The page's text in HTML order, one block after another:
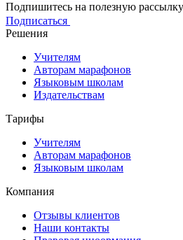
Подпишитесь на полезную
Подписаться
Решения
Учителям
Авторам марафонов
Языковым школам
Издательствам
Тарифы
Учителям
Авторам марафонов
Языковым школам
Компания
Отзывы клиентов
Наши контакты